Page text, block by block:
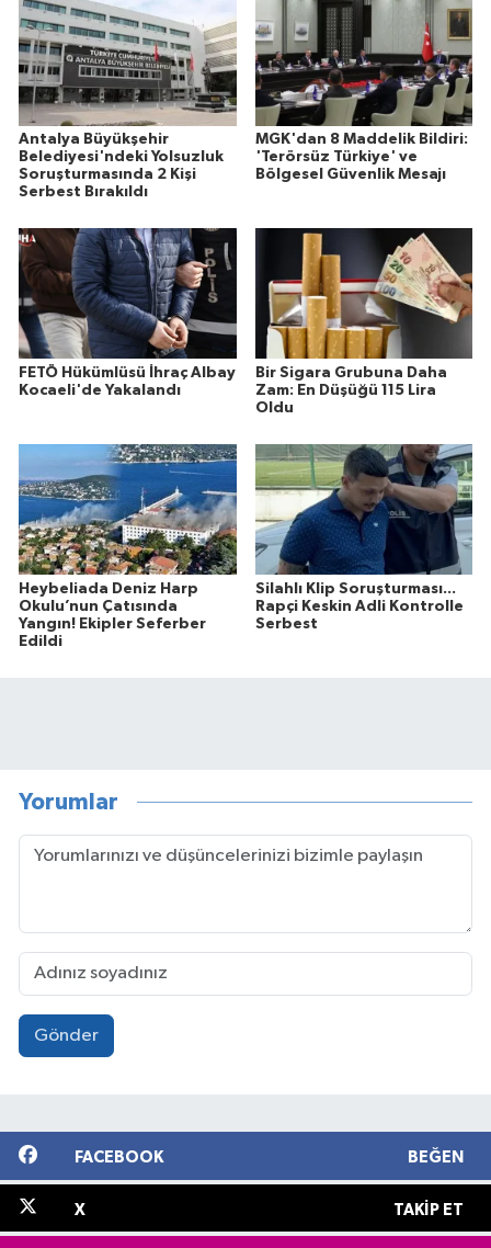
Antalya Büyükşehir
Belediyesi'ndeki Yolsuzluk
Soruşturmasında 2 Kişi
Serbest Bırakıldı
MGK'dan 8 Maddelik Bildiri:
'Terörsüz Türkiye' ve
Bölgesel Güvenlik Mesajı
FETÖ Hükümlüsü İhraç Albay
Kocaeli'de Yakalandı
Bir Sigara Grubuna Daha
Zam: En Düşüğü 115 Lira
Oldu
Heybeliada Deniz Harp
Okulu’nun Çatısında
Yangın! Ekipler Seferber
Edildi
Silahlı Klip Soruşturması...
Rapçi Keskin Adli Kontrolle
Serbest
Yorumlar
Gönder
FACEBOOK BEĞEN
X TAKIP ET